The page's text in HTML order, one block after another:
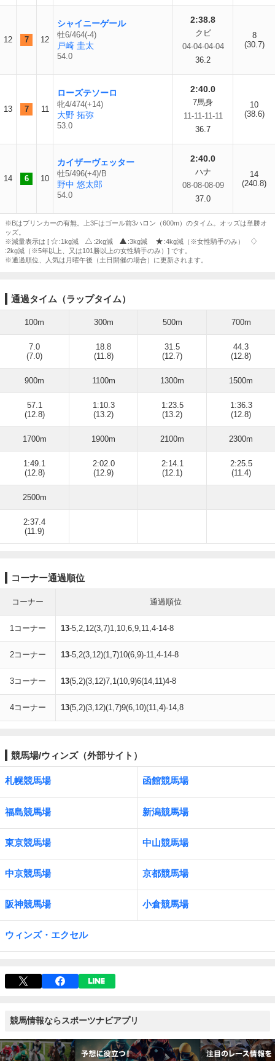
12 7 12
シャイニーゲール
牡6/464(-4)
戸崎 圭太
54.0
2:38.8
クビ
04-04-04-04
36.2
8
(30.7)
13 7 11
ローズテソーロ
牝4/474(+14)
大野 拓弥
53.0
2:40.0
7馬身
11-11-11-11
36.7
10
(38.6)
14 6 10
カイザーヴェッター
牡5/496(+4)/B
野中 悠太郎
54.0
2:40.0
ハナ
08-08-08-09
37.0
14
(240.8)
※Bはブリンカーの有無。上3Fはゴール前3ハロン（600m）のタイム。オッズは単勝オ
ッズ。
※減量表示は [
:1kg減 :2kg減 :3kg減
:4kg減（※女性騎手のみ）
:2kg減（※5年以上、又は101勝以上の女性騎手のみ）] です。
※通過順位、人気は月曜午後（土日開催の場合）に更新されます。
通過タイム（ラップタイム）
100m 300m 500m 700m
7.0
(7.0)
18.8
(11.8)
31.5
(12.7)
44.3
(12.8)
900m 1100m 1300m 1500m
57.1
(12.8)
1:10.3
(13.2)
1:23.5
(13.2)
1:36.3
(12.8)
1700m 1900m 2100m 2300m
1:49.1
(12.8)
2:02.0
(12.9)
2:14.1
(12.1)
2:25.5
(11.4)
2500m
2:37.4
(11.9)
コーナー通過順位
コーナー 通過順位
1コーナー 13-5,2,12(3,7)1,10,6,9,11,4-14-8
2コーナー 13-5,2(3,12)(1,7)10(6,9)-11,4-14-8
3コーナー 13(5,2)(3,12)7,1(10,9)6(14,11)4-8
4コーナー 13(5,2)(3,12)(1,7)9(6,10)(11,4)-14,8
競馬場/ウィンズ（外部サイト）
札幌競馬場 函館競馬場
福島競馬場 新潟競馬場
東京競馬場 中山競馬場
中京競馬場 京都競馬場
阪神競馬場 小倉競馬場
ウィンズ・エクセル
競馬情報ならスポーツナビアプリ